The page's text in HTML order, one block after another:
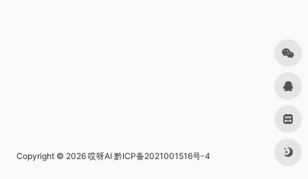
Copyright © 2026 哎呀AI 黔ICP备2021001516号-4